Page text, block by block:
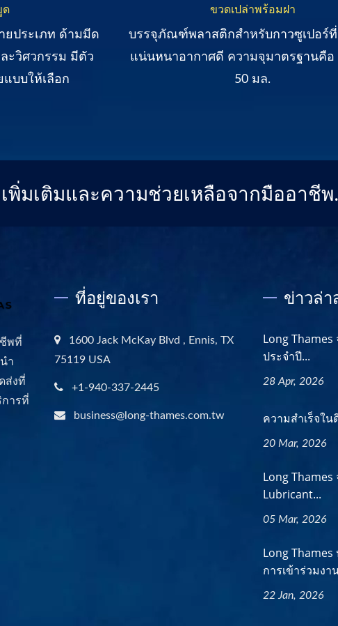
ยประเภท ด้ามมีด
ะวิศวกรรม มีตัว
แบบให้เลือก
ขวดเปล่าพร้อมฝา
บรรจุภัณฑ์พลาสติกสำหรับกาวซูเปอร์
แน่นหนาอากาศดี ความจุมาตรฐานคือ
50 มล.
พิ่มเติมและความช่วยเหลือจากมืออาชีพ.
พที่
ำ
ส่งที่
การที่
ที่อยู่ของเรา
1600 Jack McKay Blvd , Ennis, TX
75119 USA
+1-940-337-2445
business@long-thames.com.tw
ข่าวล่า
Long
ประจำปี...
28 Apr, 2026
ความสำเร็จใน
20 Mar, 2026
Long Thames
Lubricant...
05 Mar, 2026
Long
การเข้าร่วมงา
22 Jan, 2026